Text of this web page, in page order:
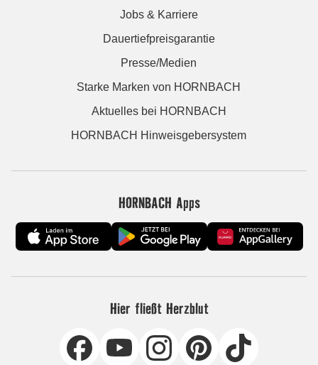
Jobs & Karriere
Dauertiefpreisgarantie
Presse/Medien
Starke Marken von HORNBACH
Aktuelles bei HORNBACH
HORNBACH Hinweisgebersystem
HORNBACH Apps
Hier fließt Herzblut